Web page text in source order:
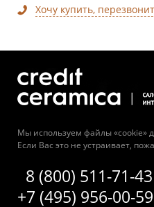
Хочу купить,
Мы используем файлы «cookie»
Если Вас это не устраивает,
8 (800) 511-71-43
+7 (495) 956-00-59